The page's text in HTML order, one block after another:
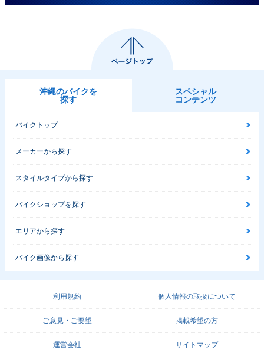
沖縄のバイクを
探す
スペシャル
コンテンツ
バイクトップ
メーカーから探す
スタイルタイプから探す
バイクショップを探す
エリアから探す
バイク画像から探す
利用規約 個人情報の取扱について
ご意見・ご要望 掲載希望の方
運営会社 サイトマップ